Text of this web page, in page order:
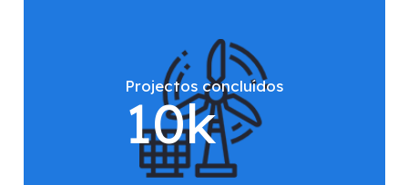
10k
Projectos concluídos